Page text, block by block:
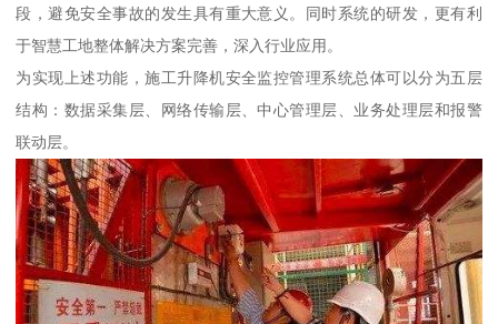
段，避免安全事故的发生具有重大意义。同时系统的研发，更有利
于智慧工地整体解决方案完善，深入行业应用。
为实现上述功能，施工升降机安全监控管理系统总体可以分为五层
结构：数据采集层、网络传输层、中心管理层、业务处理层和报警
联动层。